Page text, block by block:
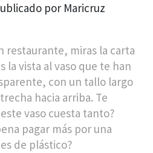
por Maricruz
restaurante, miras la carta
la vista al vaso que te han
con un tallo largo
hacia arriba. Te
vaso cuesta tanto?
pagar más por una
de plástico?